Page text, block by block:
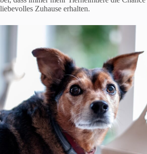
liebevolles Zuhause erhalten.